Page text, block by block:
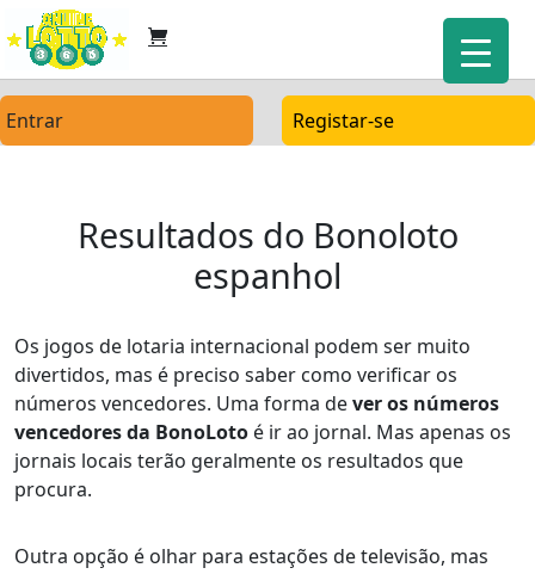
Entrar Registar-se
Resultados do Bonoloto
espanhol
Os jogos de lotaria internacional podem ser muito
divertidos, mas é preciso saber como verificar os
números vencedores. Uma forma dever os números
vencedores da BonoLoto é ir ao jornal. Mas apenas os
jornais locais terão geralmente os resultados que
procura.
Outra opção é olhar para estações de televisão, mas